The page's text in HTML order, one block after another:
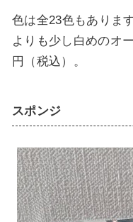
色は全23色もありま
よりも少し白めのオ
円（税込）。
スポンジ